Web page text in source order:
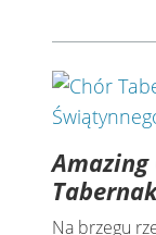
Amazing
Na brzegu